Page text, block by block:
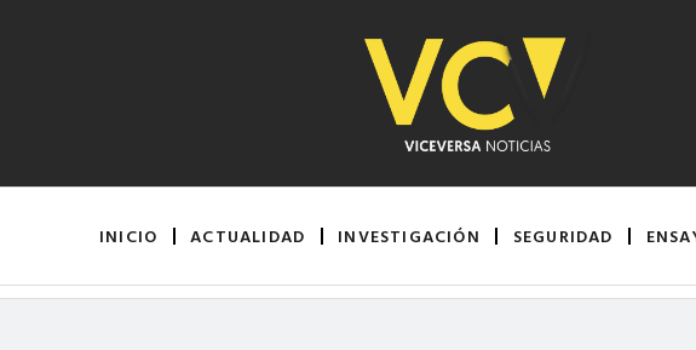
INICIO ACTUALIDAD INVESTIGACIÓN SEGURIDAD